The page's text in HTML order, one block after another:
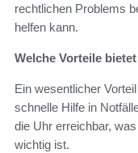
rechtlichen Problems
helfen kann.
Welche Vorteile
Ein wesentlicher
schnelle Hilfe in
die Uhr erreichbar,
wichtig ist.